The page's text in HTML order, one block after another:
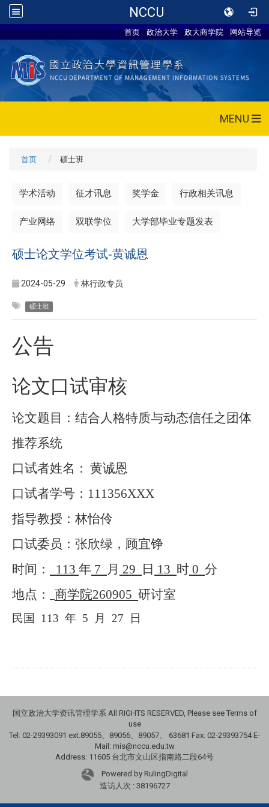
NCCU
首页 政治大学 政大商学院 网站导览
MENU
首页 硕士班
学术活动 征才讯息 奖学金 行政相关讯息
产业网络 双联学位 大学部毕业专题发表
硕士论文学位考试-黄诚恩
2024-05-29 林行政专员
硕士班
公告
论文口试审核
论文题目：结合人格特质与动态信任之团体
推荐系统
口试者姓名： 黄诚恩
口试者学号： 111356XXX
指导教授：林怡伶
口试委员：张欣绿，顾宜铮
时间：
113 年 7 月 29 日 13 时 0 分
地点：
商学院260905 研讨室
民国 113 年 5 月 27 日
国立政治大学资讯管理学系 All RIGHTS RESERVED, Please see Terms of
use
Tel: 02-29393091 ext.89055、89056、89057、
63681 Fax: 02-29393754 E-
Mail: mis@nccu.edu.tw
Address: 11605 台北市文山区指南路二段64号
Powered by RulingDigital
造访人次 : 38196727